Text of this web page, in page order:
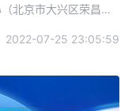
北京市大兴区荣昌东
2022-07-25 23:05:59